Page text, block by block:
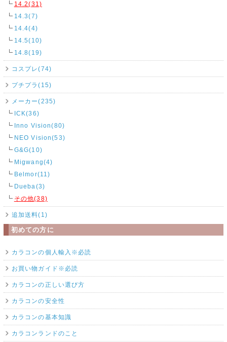
14.2(31)
14.3(7)
14.4(4)
14.5(10)
14.8(19)
コスプレ(74)
プチプラ(15)
メーカー(235)
ICK(36)
Inno Vision(80)
NEO Vision(53)
G&G(10)
Migwang(4)
Belmor(11)
Dueba(3)
その他(38)
追加送料(1)
初めての方に
カラコンの個人輸入※必読
お買い物ガイド※必読
カラコンの正しい選び方
カラコンの安全性
カラコンの基本知識
カラコンランドのこと